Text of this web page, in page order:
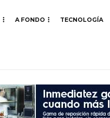
A FONDO TECNOLOGÍA